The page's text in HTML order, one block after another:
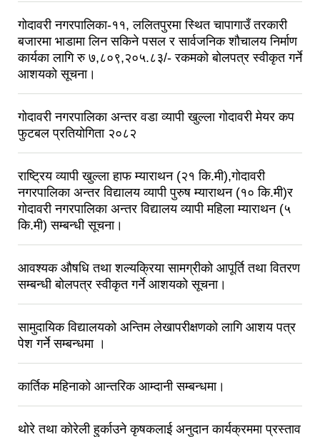
गोदावरी नगरपालिका-११, ललितपुरमा स्थित चापागाउँ तरकारी
बजारमा भाडामा लिन सकिने पसल र सार्वजनिक शौचालय निर्माण
कार्यका लागि रु ७,८०९,२०५.८३/- रकमको बोलपत्र स्वीकृत गर्ने
आशयको सूचना।
गोदावरी नगरपालिका अन्तर वडा व्यापी खुल्ला गोदावरी मेयर कप
फुटबल प्रतियोगिता २०८२
राष्ट्रिय व्यापी खुल्ला हाफ म्याराथन (२१ कि.मी),गोदावरी
नगरपालिका अन्तर विद्यालय व्यापी पुरुष म्याराथन (१० कि.मी)र
गोदावरी नगरपालिका अन्तर विद्यालय व्यापी महिला म्याराथन (५
कि.मी) सम्बन्धी सूचना।
आवश्यक औषधि तथा शल्यक्रिया सामग्रीको आपूर्ति तथा वितरण
सम्बन्धी बोलपत्र स्वीकृत गर्ने आशयको सूचना।
सामुदायिक विद्यालयको अन्तिम लेखापरीक्षणको लागि आशय पत्र
पेश गर्ने सम्बन्धमा ।
कार्तिक महिनाको आन्तरिक आम्दानी सम्बन्धमा।
थोरे तथा कोरेली हुर्काउने कृषकलाई अनुदान कार्यक्रममा प्रस्ताव